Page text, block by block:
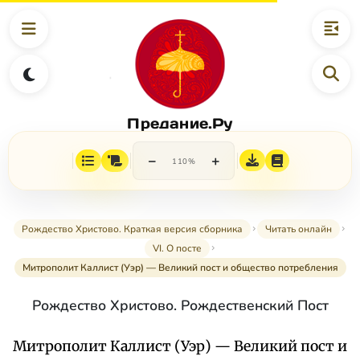
Предание.Ру
− 110% +
Рождество Христово. Краткая версия сборника
Читать онлайн
VI. О посте
Митрополит Каллист (Уэр) — Великий пост и общество потребления
Рождество Христово. Рождественский Пост
Митрополит Каллист (Уэр) — Великий пост и